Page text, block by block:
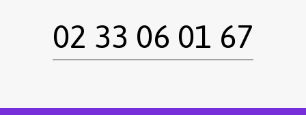
02 33 06 01 67